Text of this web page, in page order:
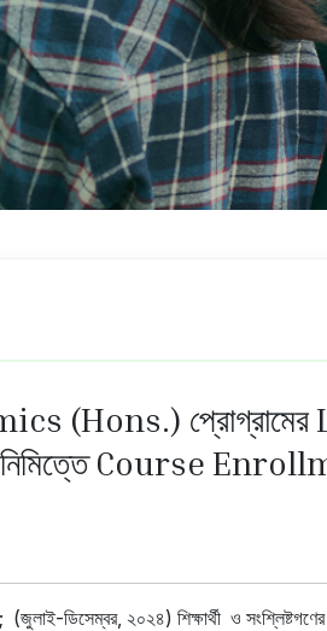
(Hons.) প্রোগ্রামের
নিমিত্তে Course
ডিসেম্বর, ২০২৪) শিক্ষার্থী ও